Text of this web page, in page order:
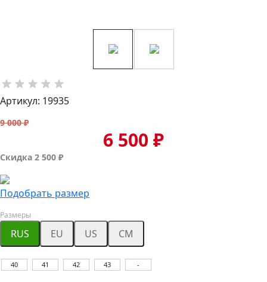
Артикул: 19935
9 000 ₽
6 500 ₽
Скидка 2 500 ₽
Подобрать размер
Размеры
RUS EU US CM
40 41 42 43 -